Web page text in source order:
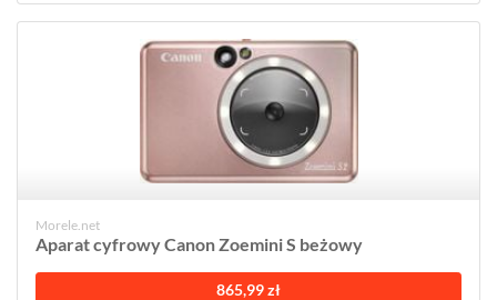
Morele.net
Aparat cyfrowy Canon Zoemini S beżowy
865,99 zł